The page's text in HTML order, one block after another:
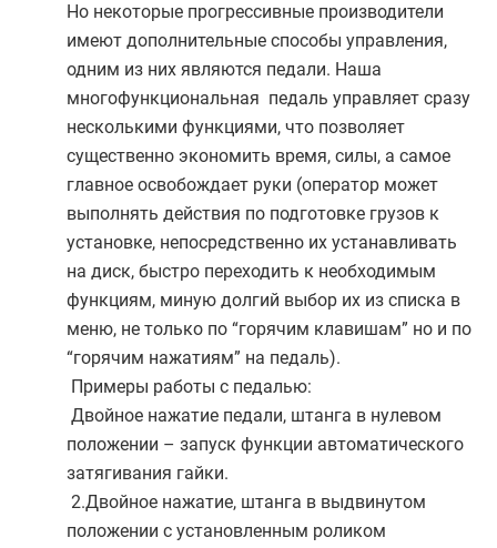
Но некоторые прогрессивные производители
имеют дополнительные способы управления,
одним из них являются педали. Наша
многофункциональная педаль управляет сразу
несколькими функциями, что позволяет
существенно экономить время, силы, а самое
главное освобождает руки (оператор может
выполнять действия по подготовке грузов к
установке, непосредственно их устанавливать
на диск, быстро переходить к необходимым
функциям, миную долгий выбор их из списка в
меню, не только по “горячим клавишам” но и по
“горячим нажатиям” на педаль).
Примеры работы с педалью:
Двойное нажатие педали, штанга в нулевом
положении – запуск функции автоматического
затягивания гайки.
2.Двойное нажатие, штанга в выдвинутом
положении с установленным роликом